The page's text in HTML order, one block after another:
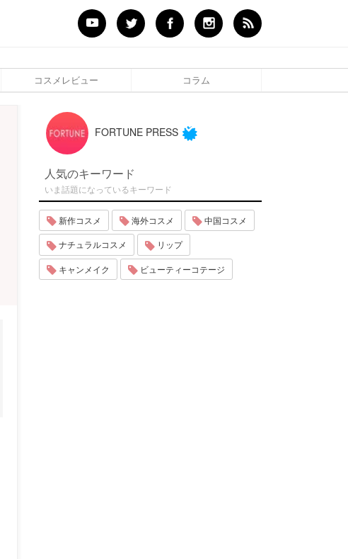
コスメレビュー コラム
FORTUNE PRESS
人気のキーワード
いま話題になっているキーワード
新作コスメ 海外コスメ 中国コスメ
ナチュラルコスメ リップ
キャンメイク ビューティーコテージ